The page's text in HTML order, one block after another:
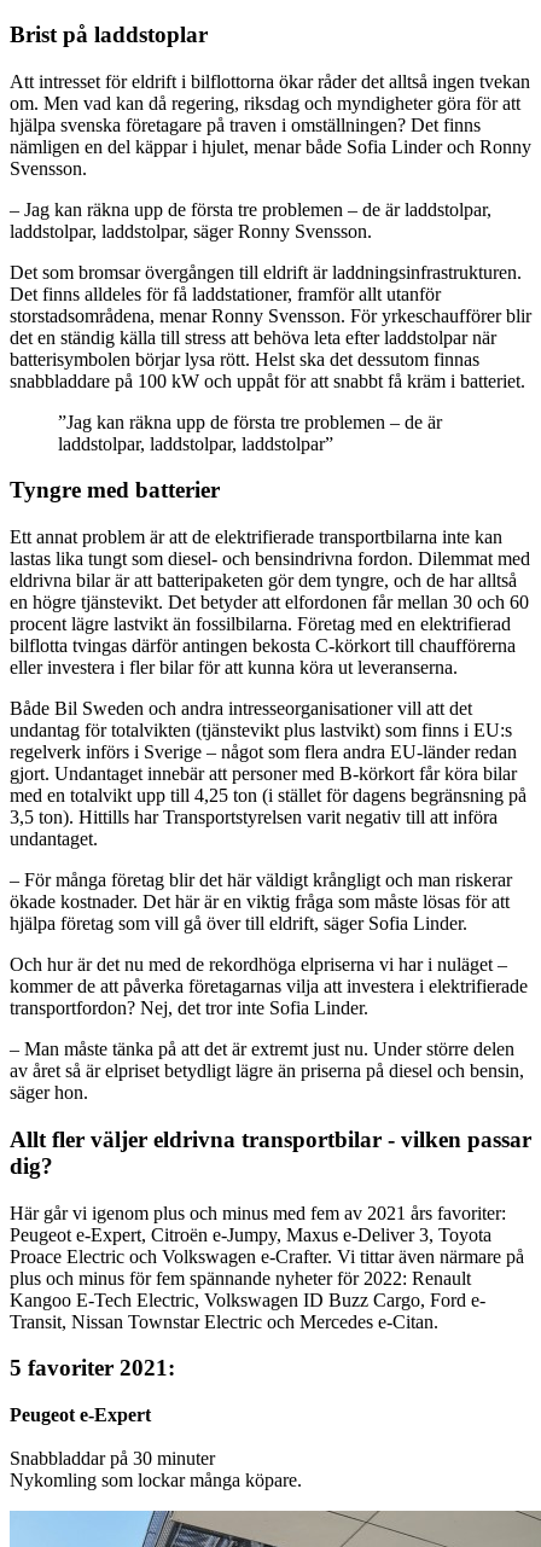
Brist på laddstoplar
Att intresset för eldrift i bilflottorna ökar råder det alltså ingen tvekan
om. Men vad kan då regering, riksdag och myndigheter göra för att
hjälpa svenska företagare på traven i omställningen? Det finns
nämligen en del käppar i hjulet, menar både Sofia Linder och Ronny
Svensson.
– Jag kan räkna upp de första tre problemen – de är laddstolpar,
laddstolpar, laddstolpar, säger Ronny Svensson.
Det som bromsar övergången till eldrift är laddningsinfrastrukturen.
Det finns alldeles för få laddstationer, framför allt utanför
storstadsområdena, menar Ronny Svensson. För yrkeschaufförer blir
det en ständig källa till stress att behöva leta efter laddstolpar när
batterisymbolen börjar lysa rött. Helst ska det dessutom finnas
snabbladdare på 100 kW och uppåt för att snabbt få kräm i batteriet.
”Jag kan räkna upp de första tre problemen – de är
laddstolpar, laddstolpar, laddstolpar”
Tyngre med batterier
Ett annat problem är att de elektrifierade transportbilarna inte kan
lastas lika tungt som diesel- och bensindrivna fordon. Dilemmat med
eldrivna bilar är att batteripaketen gör dem tyngre, och de har alltså
en högre tjänstevikt. Det betyder att elfordonen får mellan 30 och 60
procent lägre lastvikt än fossilbilarna. Företag med en elektrifierad
bilflotta tvingas därför antingen bekosta C-körkort till chaufförerna
eller investera i fler bilar för att kunna köra ut leveranserna.
Både Bil Sweden och andra intresseorganisationer vill att det
undantag för totalvikten (tjänstevikt plus lastvikt) som finns i EU:s
regelverk införs i Sverige – något som flera andra EU-länder redan
gjort. Undantaget innebär att personer med B-körkort får köra bilar
med en totalvikt upp till 4,25 ton (i stället för dagens begränsning på
3,5 ton). Hittills har Transportstyrelsen varit negativ till att införa
undantaget.
– För många företag blir det här väldigt krångligt och man riskerar
ökade kostnader. Det här är en viktig fråga som måste lösas för att
hjälpa företag som vill gå över till eldrift, säger Sofia Linder.
Och hur är det nu med de rekordhöga elpriserna vi har i nuläget –
kommer de att påverka företagarnas vilja att investera i elektrifierade
transportfordon? Nej, det tror inte Sofia Linder.
– Man måste tänka på att det är extremt just nu. Under större delen
av året så är elpriset betydligt lägre än priserna på diesel och bensin,
säger hon.
Allt fler väljer eldrivna transportbilar - vilken passar
dig?
Här går vi igenom plus och minus med fem av 2021 års favoriter:
Peugeot e-Expert, Citroën e-Jumpy, Maxus e-Deliver 3, Toyota
Proace Electric och Volkswagen e-Crafter. Vi tittar även närmare på
plus och minus för fem spännande nyheter för 2022: Renault
Kangoo E-Tech Electric, Volkswagen ID Buzz Cargo, Ford e-
Transit, Nissan Townstar Electric och Mercedes e-Citan.
5 favoriter 2021:
Peugeot e-Expert
Snabbladdar på 30 minuter
Nykomling som lockar många köpare.